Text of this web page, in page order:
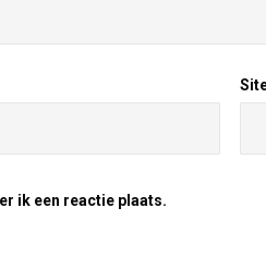
ik een reactie plaats.